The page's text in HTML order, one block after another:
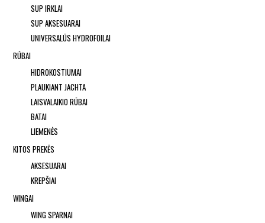
SUP IRKLAI
SUP AKSESUARAI
UNIVERSALŪS HYDROFOILAI
RŪBAI
HIDROKOSTIUMAI
PLAUKIANT JACHTA
LAISVALAIKIO RŪBAI
BATAI
LIEMENĖS
KITOS PREKĖS
AKSESUARAI
KREPŠIAI
WINGAI
WING SPARNAI